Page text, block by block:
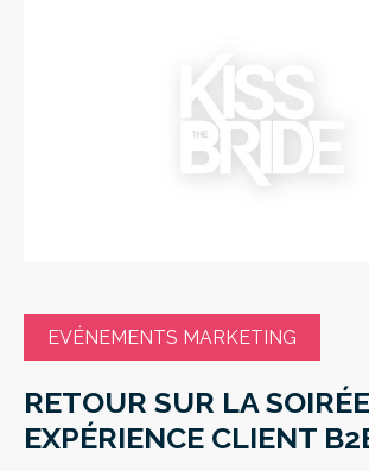
EVÉNEMENTS MARKETING
RETOUR SUR LA
EXPÉRIENCE CLIENT